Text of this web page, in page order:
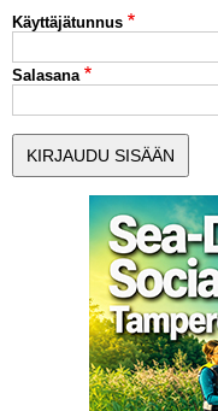
Käyttäjätunnus
Salasana